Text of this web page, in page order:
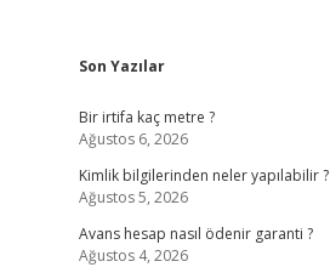
Sidebar
Son Yazılar
Bir irtifa kaç metre ?
Ağustos 6, 2026
Kimlik bilgilerinden neler yapılabilir ?
Ağustos 5, 2026
Avans hesap nasıl ödenir garanti ?
Ağustos 4, 2026